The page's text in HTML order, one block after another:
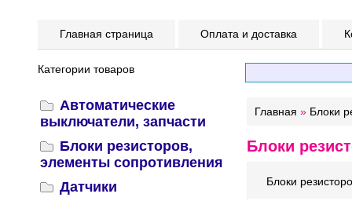
Главная страница Оплата и доставка
Категории товаров
Автоматические
выключатели, запчасти
Блоки резисторов,
элементы сопротивления
Датчики
Главная » Блоки
Блоки
Блоки